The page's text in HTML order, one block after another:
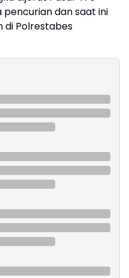
pencurian dan saat ini
di Polrestabes